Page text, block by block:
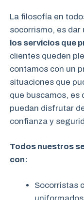
La filosofía en
socorrismo, es dar
los servicios que
clientes queden
contamos con un
situaciones que
que buscamos, es
puedan disfrutar
confianza y
Todos nuestros
con:
Socorristas
uniformados.